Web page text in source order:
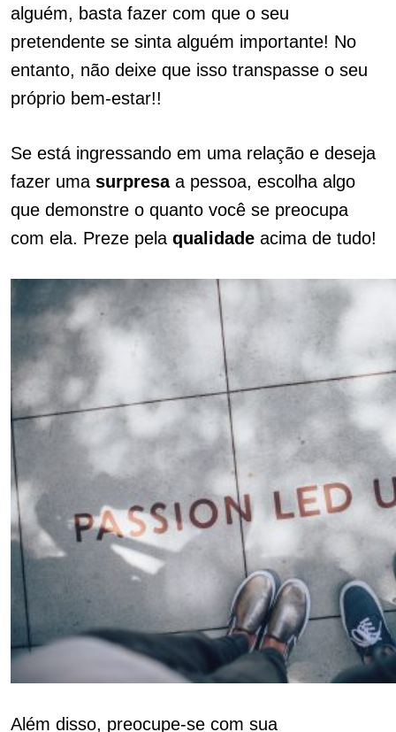
alguém, basta fazer com que o seu
pretendente se sinta alguém importante! No
entanto, não deixe que isso transpasse o seu
próprio bem-estar!!
Se está ingressando em uma relação e deseja
fazer uma surpresaa pessoa, escolha algo
que demonstre o quanto você se preocupa
com ela. Preze pela qualidade acima de tudo!
Além disso, preocupe-se com sua